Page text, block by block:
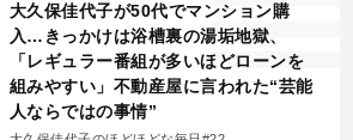
大久保佳代子が50代でマンション購
入…きっかけは浴槽裏の湯垢地獄、
「レギュラー番組が多いほどローンを
組みやすい」不動産屋に言われた“芸能
人ならではの事情”